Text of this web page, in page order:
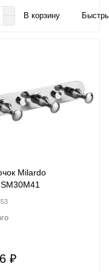
В корзину
Milardo
₽